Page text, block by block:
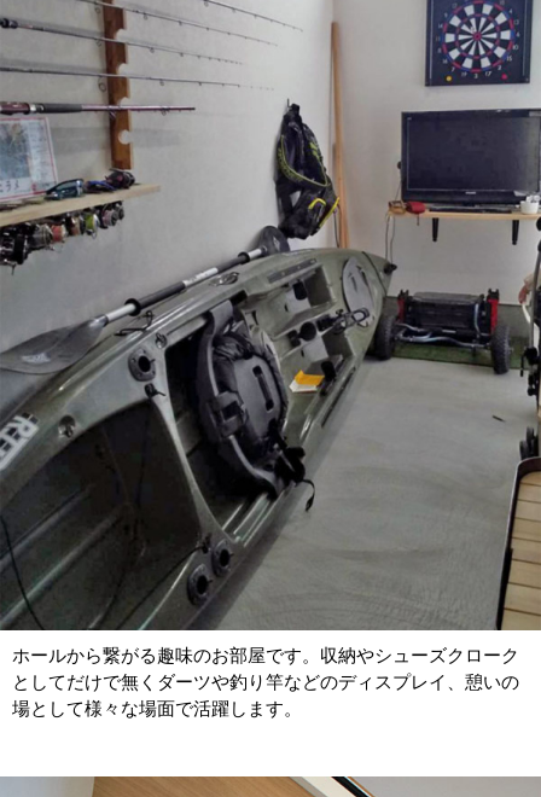
ホールから繋がる趣味のお部屋です。収納やシューズクローク
としてだけで無くダーツや釣り竿などのディスプレイ、憩いの
場として様々な場面で活躍します。